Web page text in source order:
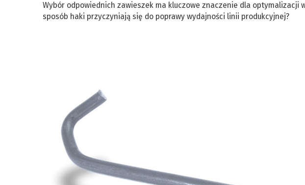
Wybór odpowiednich zawieszek ma kluczowe znaczenie dla optymalizacji
sposób haki przyczyniają się do poprawy wydajności linii produkcyjnej?